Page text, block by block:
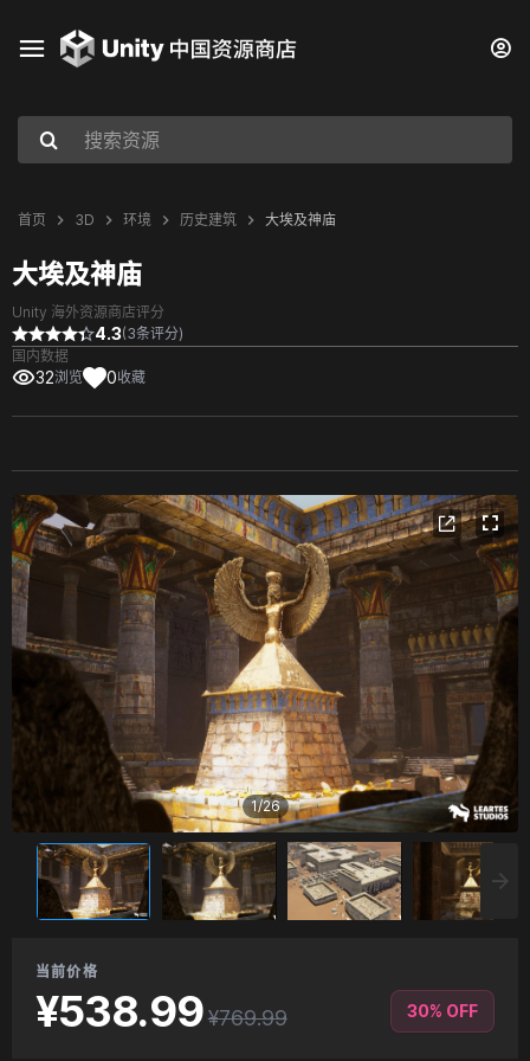
首页 3D 环境 历史建筑 大埃及神庙
大埃及神庙
Unity 海外资源商店评分
4.3(3条评分)
国内数据
32浏览 0收藏
1/26
当前价格
¥538.99¥769.99 30% OFF